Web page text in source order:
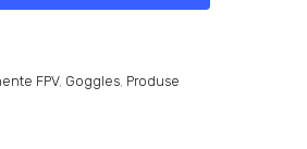
FPV, Goggles, Produse